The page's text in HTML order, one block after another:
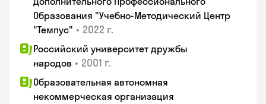
Образования "Учебно-Методический Центр
"Темпус" • 2022 г.
Российский университет дружбы
народов • 2001 г.
Образовательная автономная
некоммерческая организация